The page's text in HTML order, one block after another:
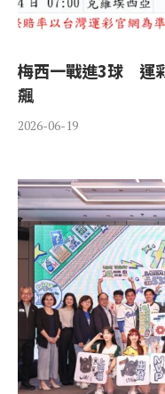
梅西一戰進3球 運
飆
2026-06-19